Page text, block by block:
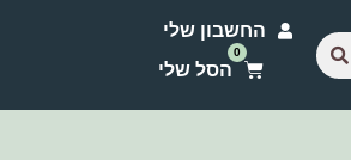
החשבון שלי